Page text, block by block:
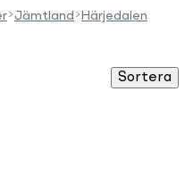
Jämtland
Härjedalen
Sortera